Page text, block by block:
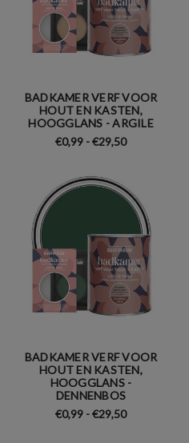
BADKAMER VERF VOOR
HOUT EN KASTEN,
HOOGGLANS - ARGILE
€0,99 - €29,50
BADKAMER VERF VOOR
HOUT EN KASTEN,
HOOGGLANS -
DENNENBOS
€0,99 - €29,50